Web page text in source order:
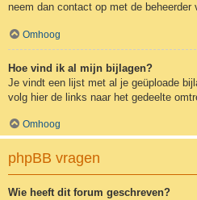
neem dan contact op met de beheerder
Omhoog
Hoe vind ik al mijn bijlagen?
Je vindt een lijst met al je geüploade
volg hier de links naar het gedeelte
Omhoog
phpBB vragen
Wie heeft dit forum geschreven?